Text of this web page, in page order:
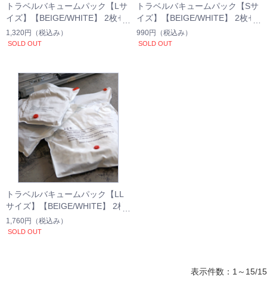
トラベルバキュームパック【Lサ
イズ】【BEIGE/WHITE】 2枚セ
ット
1,320円 （税込み）
SOLD OUT
トラベルバキュームパック【Sサ
イズ】【BEIGE/WHITE】 2枚セ
ット
990円 （税込み）
SOLD OUT
トラベルバキュームパック【LL
サイズ】【BEIGE/WHITE】 2枚
セット
1,760円 （税込み）
SOLD OUT
表示件数：1～15/15